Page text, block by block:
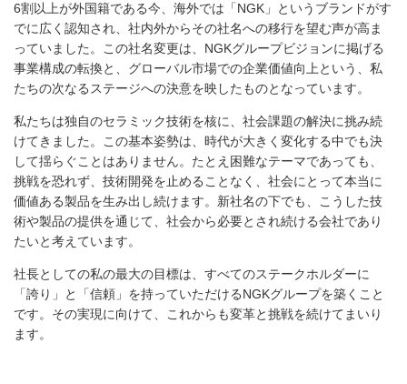
6割以上が外国籍である今、海外では「NGK」というブランドがす
でに広く認知され、社内外からその社名への移行を望む声が高ま
っていました。この社名変更は、NGKグループビジョンに掲げる
事業構成の転換と、グローバル市場での企業価値向上という、私
たちの次なるステージへの決意を映したものとなっています。
私たちは独自のセラミック技術を核に、社会課題の解決に挑み続
けてきました。この基本姿勢は、時代が大きく変化する中でも決
して揺らぐことはありません。たとえ困難なテーマであっても、
挑戦を恐れず、技術開発を止めることなく、社会にとって本当に
価値ある製品を生み出し続けます。新社名の下でも、こうした技
術や製品の提供を通じて、社会から必要とされ続ける会社であり
たいと考えています。
社長としての私の最大の目標は、すべてのステークホルダーに
「誇り」と「信頼」を持っていただけるNGKグループを築くこと
です。その実現に向けて、これからも変革と挑戦を続けてまいり
ます。